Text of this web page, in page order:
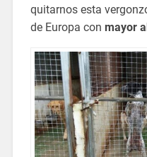
quitarnos esta
de Europa con mayor